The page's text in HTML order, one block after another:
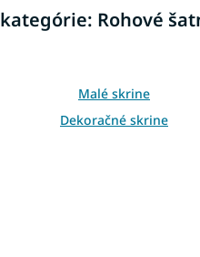
a
p
v
Rohové
Malé skrine
Dekoračné skrine